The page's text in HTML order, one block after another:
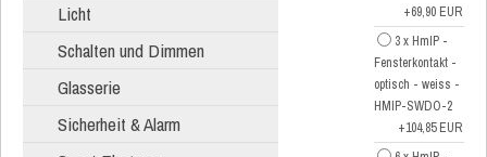
Licht
Schalten und Dimmen
Glasserie
Sicherheit & Alarm
+69,90 EUR
3 x HmIP -
Fensterkontakt -
optisch - weiss -
HMIP-SWDO-2
+104,85 EUR